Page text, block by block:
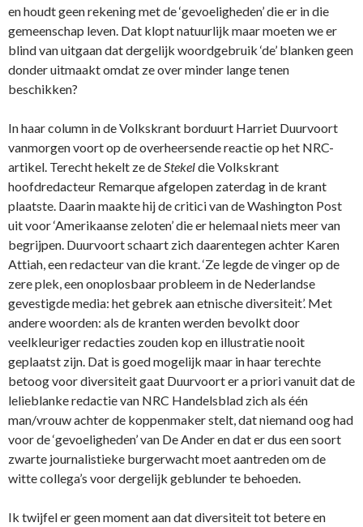
en houdt geen rekening met de ‘gevoeligheden’ die er in die
gemeenschap leven. Dat klopt natuurlijk maar moeten we er
blind van uitgaan dat dergelijk woordgebruik ‘de’ blanken geen
donder uitmaakt omdat ze over minder lange tenen
beschikken?
In haar column in de Volkskrant borduurt Harriet Duurvoort
vanmorgen voort op de overheersende reactie op het NRC-
artikel. Terecht hekelt ze de Stekeldie Volkskrant
hoofdredacteur Remarque afgelopen zaterdag in de krant
plaatste. Daarin maakte hij de critici van de Washington Post
uit voor ‘Amerikaanse zeloten’ die er helemaal niets meer van
begrijpen. Duurvoort schaart zich daarentegen achter Karen
Attiah, een redacteur van die krant. ‘Ze legde de vinger op de
zere plek, een onoplosbaar probleem in de Nederlandse
gevestigde media: het gebrek aan etnische diversiteit’. Met
andere woorden: als de kranten werden bevolkt door
veelkleuriger redacties zouden kop en illustratie nooit
geplaatst zijn. Dat is goed mogelijk maar in haar terechte
betoog voor diversiteit gaat Duurvoort er a priori vanuit dat de
lelieblanke redactie van NRC Handelsblad zich als één
man/vrouw achter de koppenmaker stelt, dat niemand oog had
voor de ‘gevoeligheden’ van De Ander en dat er dus een soort
zwarte journalistieke burgerwacht moet aantreden om de
witte collega’s voor dergelijk geblunder te behoeden.
Ik twijfel er geen moment aan dat diversiteit tot betere en